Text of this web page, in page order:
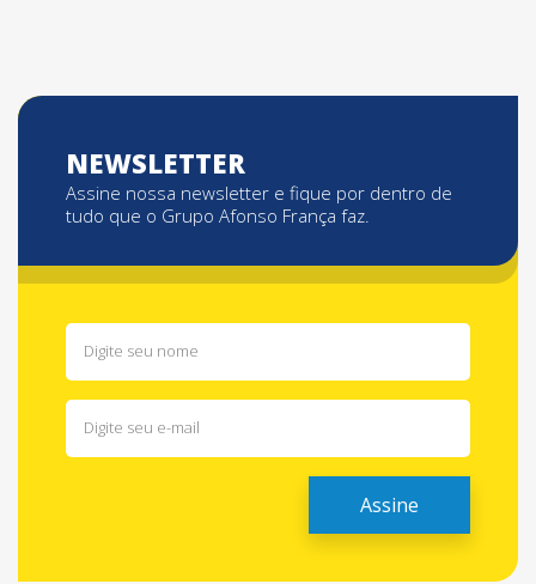
NEWSLETTER
Assine nossa newsletter e fique por dentro de
tudo que o Grupo Afonso França faz.